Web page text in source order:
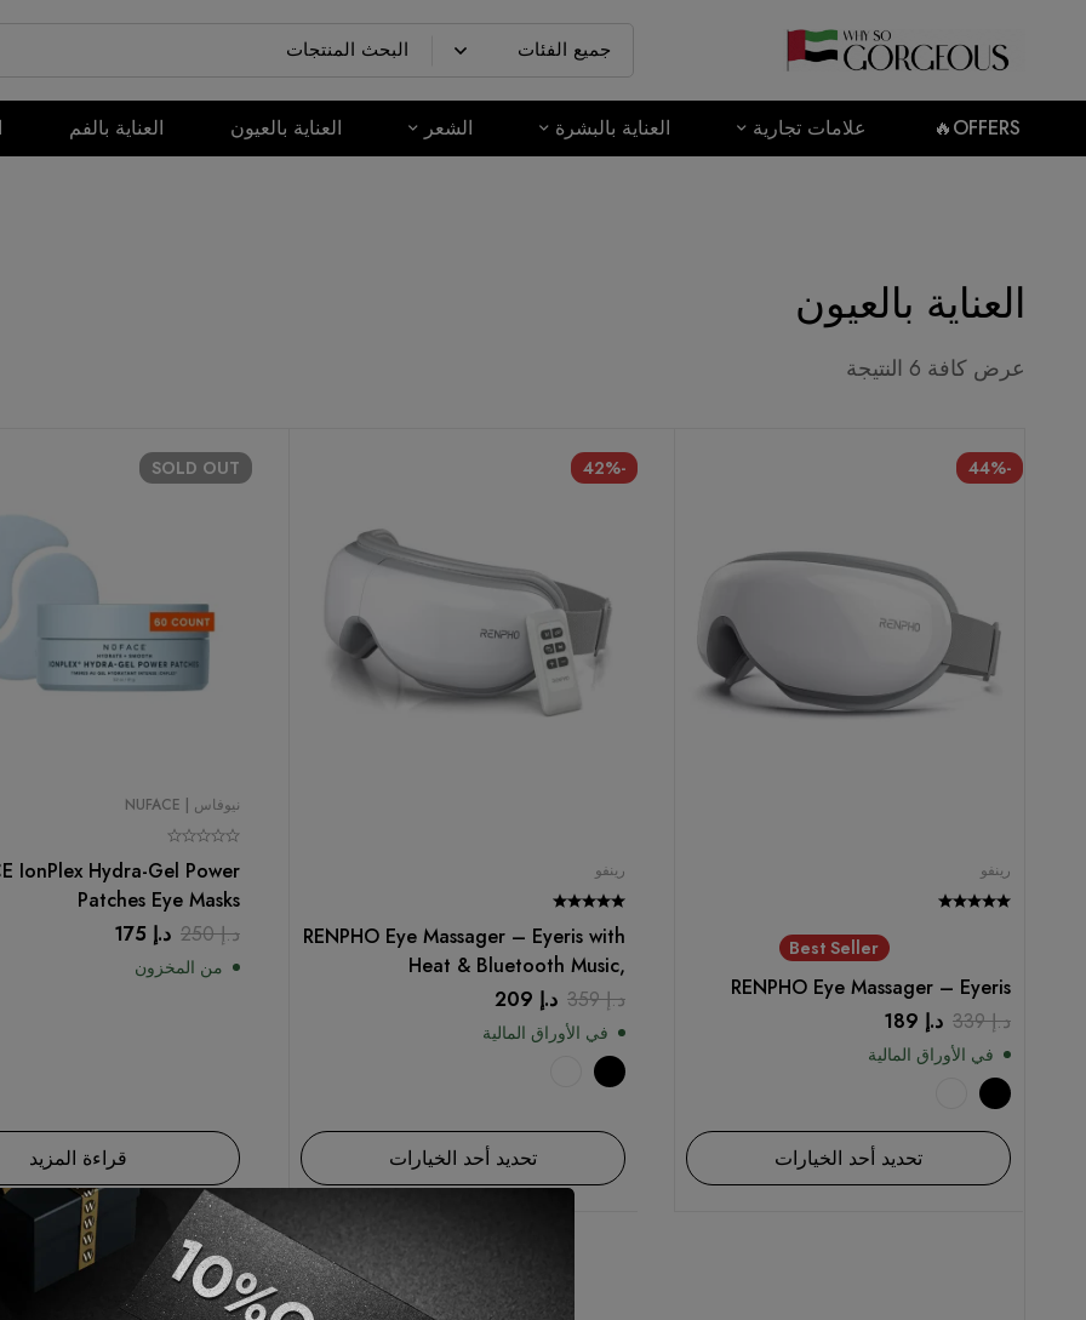
OFFERS🔥 علامات تجارية العناية بالبشرة الشعر العناية بالعيون العناية بالفم
العناية بالعيون
عرض كافة 6 النتيجة
SOLD OUT
نيوفاس | NUFACE
IonPlex Hydra-Gel Power
Patches Eye Masks
د.إ250 د.إ
من المخزون
قراءة المزيد
-42%
رينفو
RENPHO Eye Massager – Eyeris with
Heat & Bluetooth Music,
Rechargeable Eye Care Machine
With Remote
د.إ359 د.إ
في الأوراق المالية
تحديد أحد الخيارات
-44%
رينفو
Best Seller
RENPHO Eye Massager – Eyeris
د.إ339 د.إ
في الأوراق المالية
تحديد أحد الخيارات
SOLDOUT